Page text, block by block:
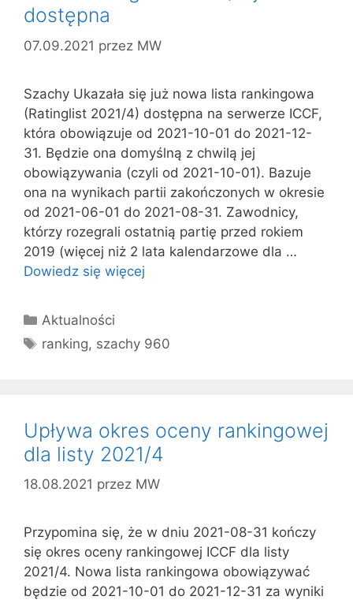
dostępna
07.09.2021 przez MW
Szachy Ukazała się już nowa lista rankingowa
(Ratinglist 2021/4) dostępna na serwerze ICCF,
która obowiązuje od 2021-10-01 do 2021-12-
31. Będzie ona domyślną z chwilą jej
obowiązywania (czyli od 2021-10-01). Bazuje
ona na wynikach partii zakończonych w okresie
od 2021-06-01 do 2021-08-31. Zawodnicy,
którzy rozegrali ostatnią partię przed rokiem
2019 (więcej niż 2 lata kalendarzowe dla …
Dowiedz się więcej
Kategorie
Aktualności
Tagi
ranking, szachy 960
Upływa okres oceny rankingowej
dla listy 2021/4
18.08.2021 przez MW
Przypomina się, że w dniu 2021-08-31 kończy
się okres oceny rankingowej ICCF dla listy
2021/4. Nowa lista rankingowa obowiązywać
będzie od 2021-10-01 do 2021-12-31 za wyniki